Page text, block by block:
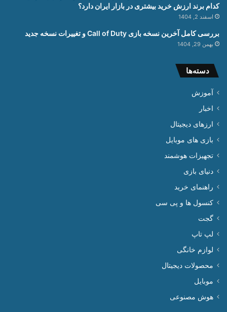
کدام برند ارزش خرید بیشتری در بازار ایران دارد؟
اسفند 2, 1404
بررسی کامل آخرین نسخه بازی Call of Duty و تغییرات نسخه جدید
بهمن 29, 1404
دسته‌ها
آموزش
اخبار
ارزهای دیجیتال
بازی های موبایل
تجهیزات هوشمند
دنیای بازی
راهنمای خرید
کنسول ها و پی سی
گجت
لپ تاپ
لوازم خانگی
محصولات دیجیتال
موبایل
هوش مصنوعی